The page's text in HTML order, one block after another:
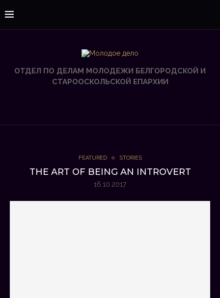
ОТДЕЛ ПО ДЕЛАМ МОЛОДЕЖИ БЕЛГОРОДСКОЙ И
СТАРООСКОЛЬСКОЙ ЕПАРХИИ
FEATURED STORIES
THE ART OF BEING AN INTROVERT
16.10.2017